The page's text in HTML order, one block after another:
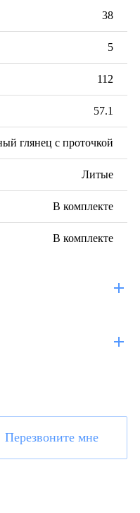
38
5
112
57.1
глянец с проточкой
Литые
В комплекте
В комплекте
Перезвоните мне